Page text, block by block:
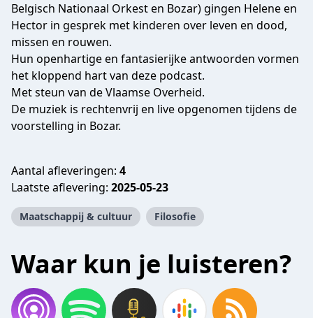
Belgisch Nationaal Orkest en Bozar) gingen Helene en
Hector in gesprek met kinderen over leven en dood,
missen en rouwen.
Hun openhartige en fantasierijke antwoorden vormen
het kloppend hart van deze podcast.
Met steun van de Vlaamse Overheid.
De muziek is rechtenvrij en live opgenomen tijdens de
voorstelling in Bozar.
Aantal afleveringen: 4
Laatste aflevering: 2025-05-23
Maatschappij & cultuur Filosofie
Waar kun je luisteren?